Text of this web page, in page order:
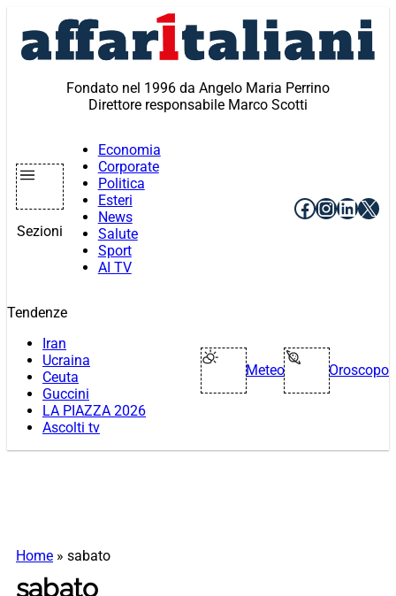
contenuto
Fondato nel 1996 da Angelo Maria Perrino
Direttore responsabile Marco Scotti
Sezioni
Economia
Corporate
Politica
Esteri
News
Salute
Sport
AI TV
Facebook
X
Tendenze
Iran
Ucraina
Ceuta
Guccini
LA PIAZZA 2026
Ascolti tv
Meteo Oroscopo
Home » sabato
sabato